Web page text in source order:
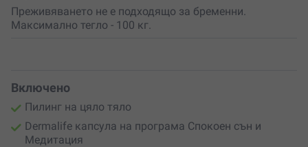
Преживяването не е подходящо за бременни.
Максимално тегло - 100 кг.
Включено
Пилинг на цяло тяло
Dermalife капсула на програма Спокоен сън и
Медитация